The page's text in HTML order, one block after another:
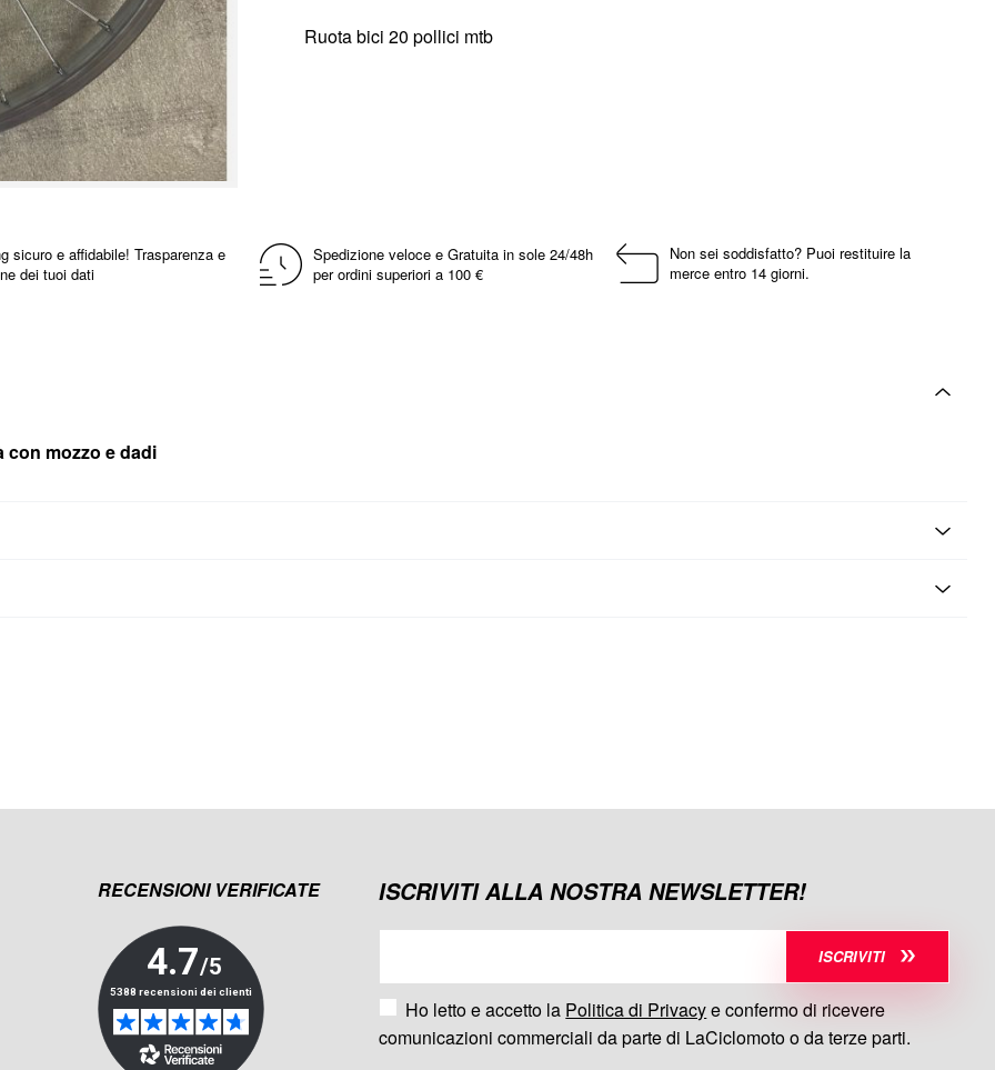
Ruota bici 20 pollici mtb
sicuro e affidabile! Trasparenza e
dei tuoi dati
Spedizione veloce e Gratuita in sole 24/48h
per ordini superiori a 100 €
Non sei soddisfatto? Puoi restituire la
merce entro 14 giorni.
con mozzo e dadi
RECENSIONI VERIFICATE ISCRIVITI ALLA NOSTRA NEWSLETTER!
ISCRIVITI
Ho letto e accetto la Politica di Privacye confermo di ricevere
comunicazioni commerciali da parte di LaCiclomoto o da terze parti.